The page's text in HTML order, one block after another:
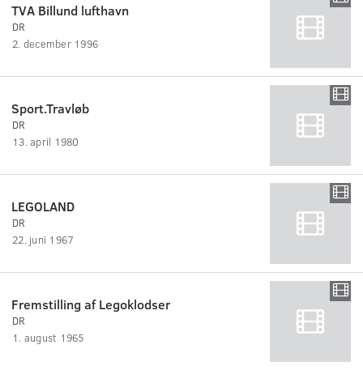
TVA Billund lufthavn
DR
2. december 1996
Sport.Travløb
DR
13. april 1980
LEGOLAND
DR
22. juni 1967
Fremstilling af Legoklodser
DR
1. august 1965